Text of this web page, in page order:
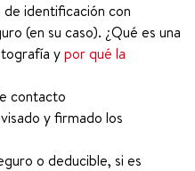
identificación con
(en su caso). ¿Qué es una
ypor qué la
contacto
y firmado los
o deducible, si es